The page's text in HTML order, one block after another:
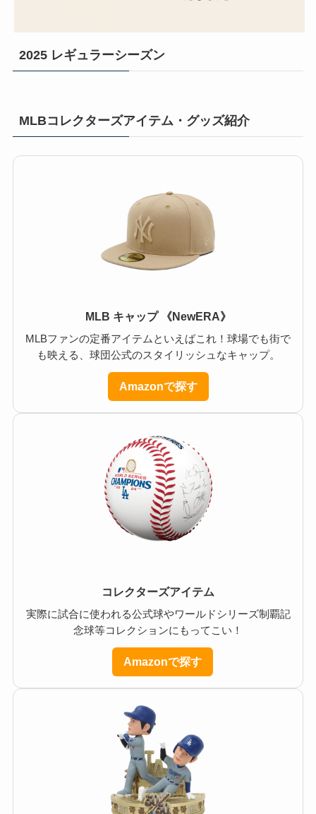
2025 レギュラーシーズン
MLBコレクターズアイテム・グッズ紹介
MLB キャップ 《NewERA》
MLBファンの定番アイテムといえばこれ！球場でも街で
も映える、球団公式のスタイリッシュなキャップ。
Amazonで探す
コレクターズアイテム
実際に試合に使われる公式球やワールドシリーズ制覇記
念球等コレクションにもってこい！
Amazonで探す